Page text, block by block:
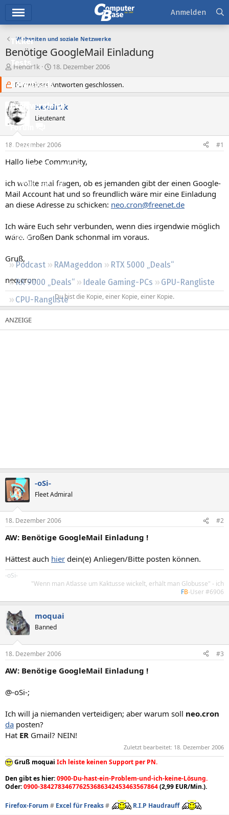
Ticker
Tests
Downloads
Preisvergleich
Forum
Aktuelles
Empfohlene Inhalte
Neue Beiträge
Neueste Aktivitäten
Regeln
Podcast RAMageddon
RTX 5000 „Deals“
RX 9000 „Deals“
Ideale Gaming-PCs
GPU-Rangliste
CPU-Rangliste
Anmelden
Webseiten und soziale Netzwerke
Benötige GoogleMail Einladung
E
s
t
e
l
l
e
Hendr1k
E
s
t
e
l
l
m
18. Dezember 2006
Für weitere Antworten geschlossen.
Hendr1k
Lieutenant
18. Dezember 2006 #1
Hallo liebe Community,
ich wollte mal fragen, ob es jemanden gibt der einen Google-
Mail Account hat und so freundlich wäre mir eine Einladung
an diese Adresse zu schicken: neo.cron@freenet.de
Ich wäre Euch sehr verbunden, wenn dies irgendwie möglich
wäre. Großen Dank schonmal im voraus.
Gruß,
neo.cron
Du bist die Kopie, einer Kopie, einer Kopie.​
-oSi-
Fleet Admiral
18. Dezember 2006 #2
AW: Benötige GoogleMail Einladung !
Hättest auch hier dein(e) Anliegen/Bitte posten können.
-oSi-
"Wenn man Atlasse um Kaktusse wickelt, erhält man Globusse" - ich
FB-User #6906
moquai
Banned
18. Dezember 2006 #3
AW: Benötige GoogleMail Einladung !
@-oSi-;
Ich will ja niemanden verteidigen; aber warum soll neo.cron
da posten?
Hat ER Gmail? NEIN!
Zuletzt bearbeitet: 18. Dezember 2006
Gruß moquai Ich leiste keinen Support per PN.
Den gibt es hier:0900-Du-hast-ein-Problem-und-ich-keine-Lösung.
Oder:0900-384278346776253686342453463567864(2,99 EUR/Min.).
Firefox-Forum # Excel für Freaks# R.I.P Haudrauff